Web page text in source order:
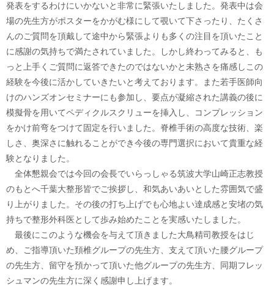
発表をするわけにいかないと非常に緊張いたしました。発表中は会
場の先生方がポスターをかがむ様にして覗いて下さったり、たくさ
んのご質問を頂戴して途中から緊張よりも多くの注目を頂いたこと
に感謝の気持ちで満たされていました。しかし終わってみると、も
っと上手くご質問に返答できたのではないかと未熟さを痛感しこの
経験を今後に活かしていきたいと考えております。また若手医師向
けのハンズオンセミナーにも参加し、要点が凝縮された講義の後に
模擬骨を用いてペディクルスクリューを挿入し、コンプレッション
をかけ前弯をつけて固定を行いました。脊椎手術の高度な技術、楽
しさ、奥深さに触れることができ今後の専門選択において貴重な経
験となりました。
全体懇親会では今回の会長でいらっしゃる筑波大学山崎正志教授
のもとへ千葉大整形皆でご挨拶し、和気あいあいとした雰囲気で盛
り上がりました。その後の打ち上げでも心地よい達成感と安堵の気
持ちで整形外科医として歩み始めたことを実感いたしました。
最後にこのような機会を与えて頂きました大鳥精司教授をはじ
め、ご指導頂いた頚椎グループの先生方、支えて頂いた腰グループ
の先生方、留守を預かって頂いた他グループの先生方、同期フレッ
シュマンの先生方に深く感謝申し上げます。